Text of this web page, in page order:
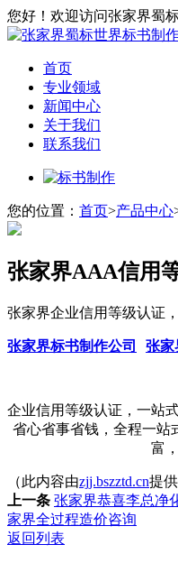
您好！欢迎访问张家界蜀
首页
专业领域
新闻中心
关于我们
联系我们
您的位置： 首页>产品中心
张家界AAA信用
张家界企业信用等级认证
张家界标书制作公司 张家
企业信用等级认证，一站
省心省事省钱，全程一
富
（此内容由zjj.bszztd.cn提供
上一条 张家界恭喜李总净
家界全过程造价咨询
返回列表